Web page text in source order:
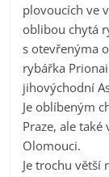
plovoucích ve
oblibou chytá
s otevřenýma
rybářka
jihovýchodní
Je oblíbeným
Praze, ale také
Olomouci.
Je trochu větší